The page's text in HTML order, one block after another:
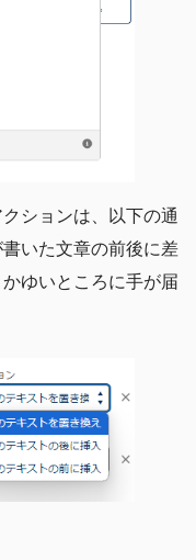
ションは、以下の通
いた文章の前後に差
ゆいところに手が届